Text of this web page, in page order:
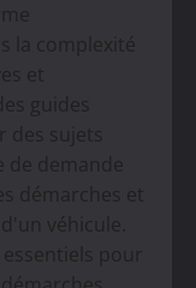
la complexité
et
guides
des sujets
de demande
démarches et
véhicule.
pour